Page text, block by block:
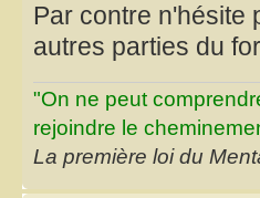
Par contre n'hésite
autres parties du
"On ne peut
rejoindre le
La première loi du